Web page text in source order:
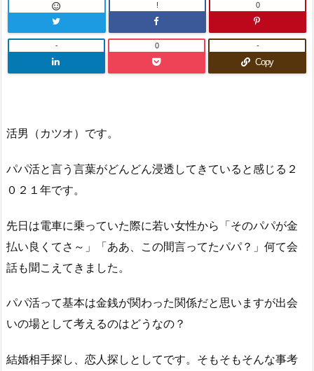
 ! 0
- 0
Copy
-
活男（カツオ）です。
パパ活と言う言葉がどんどん浸透してきていると感じる２
０２１年です。
先日は電車に乗っていた際に若い女性から「そのパパが金
払い良くてさ～」「ああ、この間言ってたパパ？」何て会
話も聞こえてきました。
パパ活って基本は金銭が関わった関係だと思いますが出会
いの場として考えるのはどうなの？
結婚相手探し、恋人探しとしてです。そもそもそんな事考